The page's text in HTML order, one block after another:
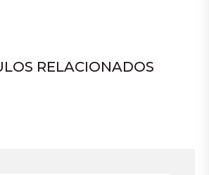
RELACIONADOS